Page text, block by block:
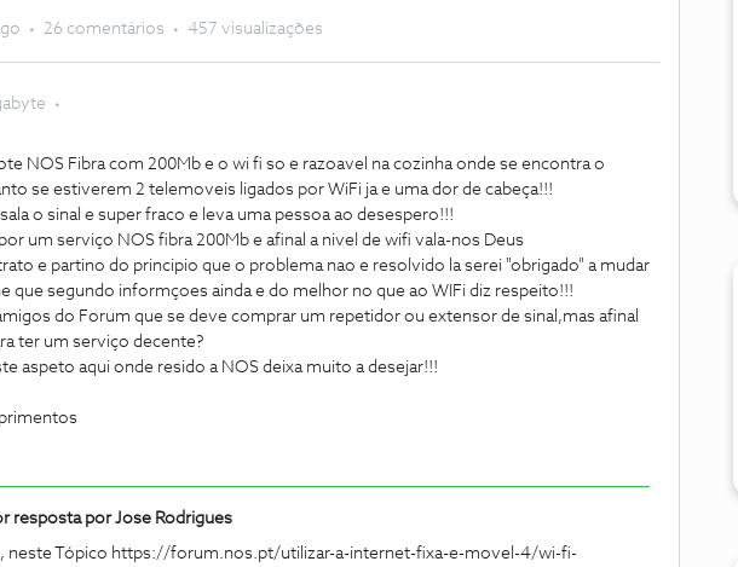
26 comentários 457 visualizações
NOS Fibra com 200Mb e o wi fi so e razoavel na cozinha onde se encontra o
se estiverem 2 telemoveis ligados por WiFi ja e uma dor de cabeça!!!
o sinal e super fraco e leva uma pessoa ao desespero!!!
um serviço NOS fibra 200Mb e afinal a nivel de wifi vala-nos Deus
e partino do principio que o problema nao e resolvido la serei "obrigado" a mudar
que segundo informçoes ainda e do melhor no que ao WIFi diz respeito!!!
do Forum que se deve comprar um repetidor ou extensor de sinal,mas afinal
ter um serviço decente?
aspeto aqui onde resido a NOS deixa muito a desejar!!!
resposta porJose Rodrigues
neste Tópico https://forum.nos.pt/utilizar-a-internet-fixa-e-movel-4/wi-fi-